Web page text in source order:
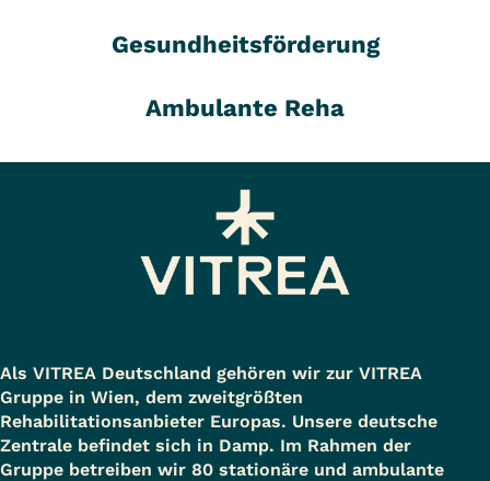
Gesundheitsförderung
Ambulante Reha
Als VITREA Deutschland gehören wir zur VITREA
Gruppe in Wien, dem zweitgrößten
Rehabilitationsanbieter Europas. Unsere deutsche
Zentrale befindet sich in Damp. Im Rahmen der
Gruppe betreiben wir 80 stationäre und ambulante